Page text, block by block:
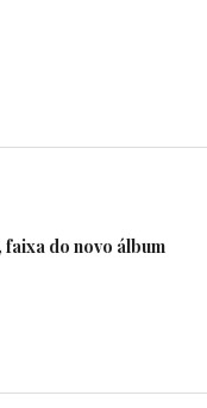
faixa do novo álbum